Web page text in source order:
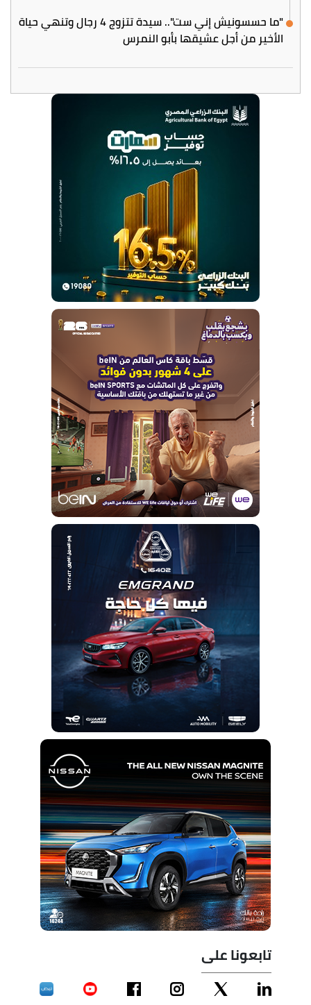
"ما حسسونيش إني ست".. سيدة تتزوج 4 رجال وتنهي حياة
الأخير من أجل عشيقها بأبو النمرس
تابعونا على